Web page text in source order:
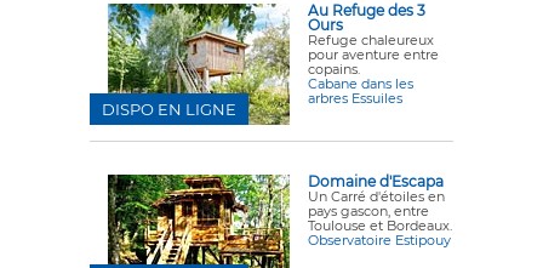
Au Refuge des 3
Ours
Refuge chaleureux
pour aventure entre
copains.
Cabane dans les
arbres Essuiles
DISPO EN LIGNE
Domaine d'Escapa
Un Carré d'étoiles en
pays gascon, entre
Toulouse et Bordeaux.
Observatoire Estipouy